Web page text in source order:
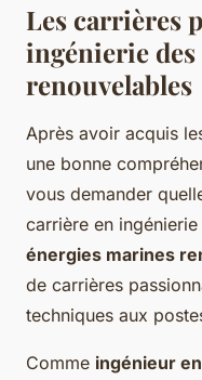
Les carrières
ingénierie
renouvelables
Après avoir acquis
une bonne
vous demander
carrière en
énergies marines
de carrières
techniques aux
Comme ingénieur